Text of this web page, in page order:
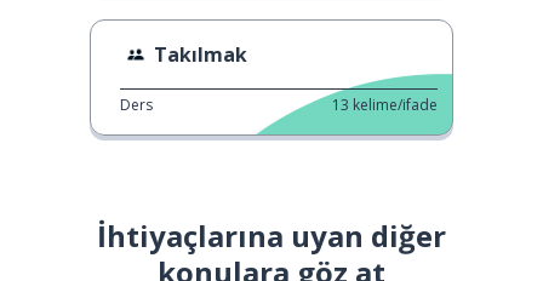
Takılmak
Ders 13 kelime/ifade
İhtiyaçlarına uyan diğer
konulara göz at